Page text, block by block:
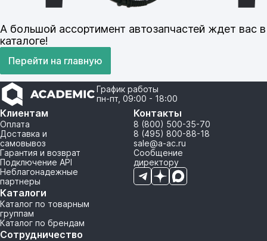
А большой ассортимент автозапчастей ждет вас в
каталоге!
Перейти на главную
График работы
пн-пт, 09:00 - 18:00
Клиентам
Оплата
Доставка и
самовывоз
Гарантия и возврат
Подключение API
Неблагонадежные
партнеры
Каталоги
Каталог по товарным
группам
Каталог по брендам
Сотрудничество
Контакты
8 (800) 500-35-70
8 (495) 800-88-18
sale@a-ac.ru
Сообщение
директору